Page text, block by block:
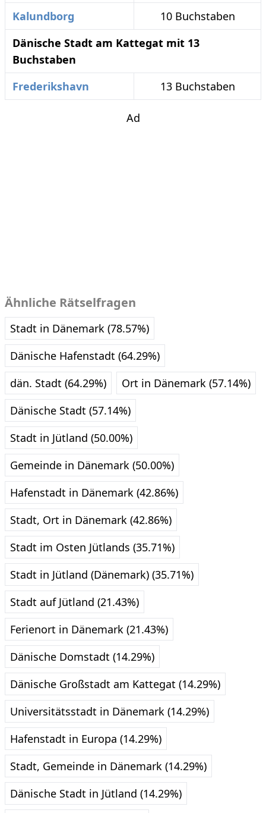
Kalundborg
10 Buchstaben
Dänische Stadt am Kattegat mit 13
Buchstaben
Frederikshavn
13 Buchstaben
Ad
Ähnliche Rätselfragen
Stadt in Dänemark (78.57%)
Dänische Hafenstadt (64.29%)
dän. Stadt (64.29%)
Ort in Dänemark (57.14%)
Dänische Stadt (57.14%)
Stadt in Jütland (50.00%)
Gemeinde in Dänemark (50.00%)
Hafenstadt in Dänemark (42.86%)
Stadt, Ort in Dänemark (42.86%)
Stadt im Osten Jütlands (35.71%)
Stadt in Jütland (Dänemark) (35.71%)
Stadt auf Jütland (21.43%)
Ferienort in Dänemark (21.43%)
Dänische Domstadt (14.29%)
Dänische Großstadt am Kattegat (14.29%)
Universitätsstadt in Dänemark (14.29%)
Hafenstadt in Europa (14.29%)
Stadt, Gemeinde in Dänemark (14.29%)
Dänische Stadt in Jütland (14.29%)